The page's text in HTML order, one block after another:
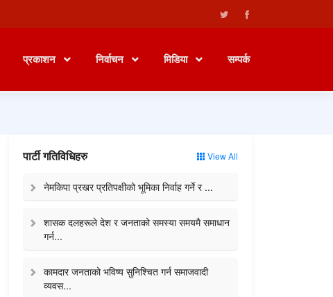
प्रकाशन निर्वाचन मिडिया सम्पर्क
पार्टी गतिविधिहरु View All
नेमकिपा प्रखर प्रतिपक्षीको भूमिका निर्वाह गर्ने र ...
शासक दलहरूले देश र जनताको समस्या समयमै समाधान
गर्न...
कामदार जनताको भविष्य सुनिश्चित गर्न समाजवादी
व्यवस...